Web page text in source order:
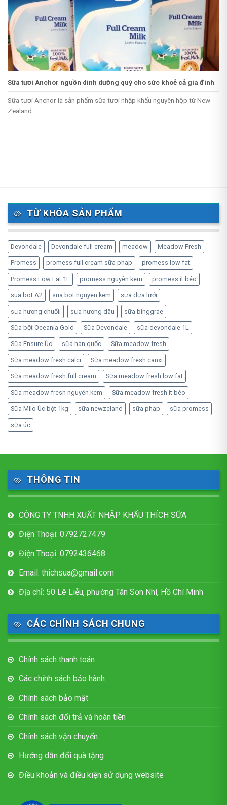
Sữa tươi Anchor nguồn dinh dưỡng quý cho sức khoẻ cả gia đình
Sữa tươi Anchor là sản phẩm sữa tươi nhập khẩu nguyên hộp từ New
Zealand....
TỪ KHÓA SẢN PHẨM
Devondale Devondale full cream meadow Meadow Fresh
Promess promess full cream sữa phap promess low fat
Promess Low Fat 1L promess nguyên kem promess ít béo
sua bot A2 sua bot nguyen kem sưa dưa lưới
sưa hương chuốii sưa hương dâu sữa binggrae
Sữa bột Oceania Gold Sữa Devondale sữa devondale 1L
Sữa Ensure Úc sữa hàn quốc Sữa meadow fresh
Sữa meadow fresh calci Sữa meadow fresh canxi
Sữa meadow fresh full cream Sữa meadow fresh low fat
Sữa meadow fresh nguyên kem Sữa meadow fresh ít béo
Sữa Milo Úc bột 1kg sữa newzeland sữa phap sữa promess
sữa úc
THÔNG TIN
CÔNG TY TNHH XUẤT NHẬP KHẨU THÍCH SỮA
Điện Thoại: 0792727479
Điện Thoại: 0792436468
Email: thichsua@gmail.com
Địa chỉ: 50 Lê Liễu, phường Tân Sơn Nhì, Hồ Chí Minh
CÁC CHÍNH SÁCH CHUNG
Chính sách thanh toán
Các chính sách bảo hành
Chính sách bảo mật
Chính sách đổi trả và hoàn tiền
Chính sách vận chuyển
Hướng dẫn đổi quà tặng
Điều khoản và điều kiện sử dụng website